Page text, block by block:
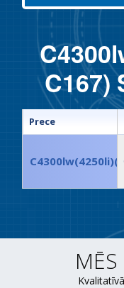
C167)
Prece
MĒS